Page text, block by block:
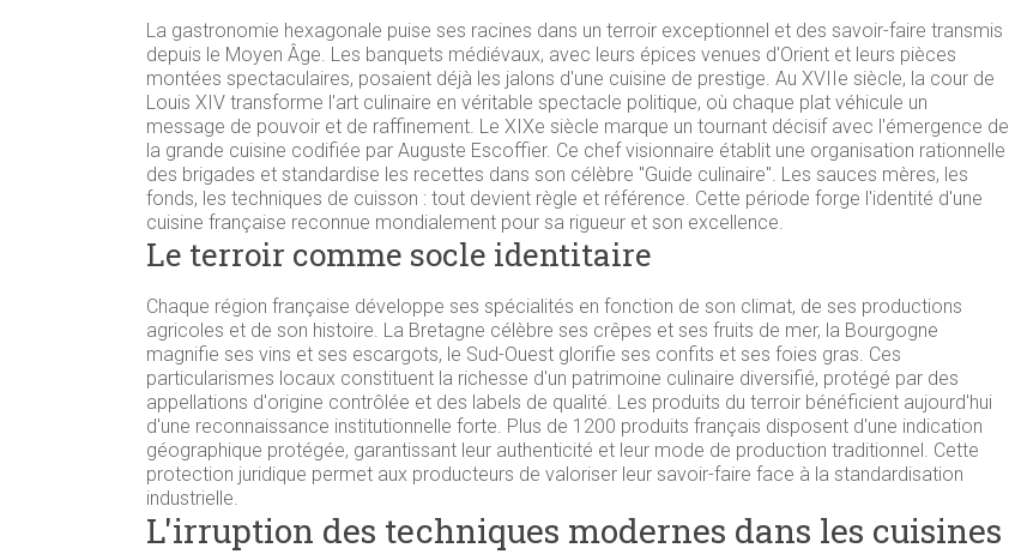
La gastronomie hexagonale puise ses racines dans un terroir exceptionnel et des savoir-faire transmis
depuis le Moyen Âge. Les banquets médiévaux, avec leurs épices venues d'Orient et leurs pièces
montées spectaculaires, posaient déjà les jalons d'une cuisine de prestige. Au XVIIe siècle, la cour de
Louis XIV transforme l'art culinaire en véritable spectacle politique, où chaque plat véhicule un
message de pouvoir et de raffinement. Le XIXe siècle marque un tournant décisif avec l'émergence de
la grande cuisine codifiée par Auguste Escoffier. Ce chef visionnaire établit une organisation rationnelle
des brigades et standardise les recettes dans son célèbre "Guide culinaire". Les sauces mères, les
fonds, les techniques de cuisson : tout devient règle et référence. Cette période forge l'identité d'une
cuisine française reconnue mondialement pour sa rigueur et son excellence.
Le terroir comme socle identitaire
Chaque région française développe ses spécialités en fonction de son climat, de ses productions
agricoles et de son histoire. La Bretagne célèbre ses crêpes et ses fruits de mer, la Bourgogne
magnifie ses vins et ses escargots, le Sud-Ouest glorifie ses confits et ses foies gras. Ces
particularismes locaux constituent la richesse d'un patrimoine culinaire diversifié, protégé par des
appellations d'origine contrôlée et des labels de qualité. Les produits du terroir bénéficient aujourd'hui
d'une reconnaissance institutionnelle forte. Plus de 1200 produits français disposent d'une indication
géographique protégée, garantissant leur authenticité et leur mode de production traditionnel. Cette
protection juridique permet aux producteurs de valoriser leur savoir-faire face à la standardisation
industrielle.
L'irruption des techniques modernes dans les cuisines